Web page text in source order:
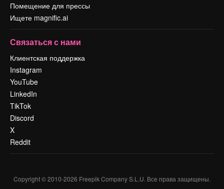
Помещение для прессы
Ищете magnific.ai
Связаться с нами
Клиентская поддержка
Instagram
YouTube
LinkedIn
TikTok
Discord
X
Reddit
Copyright © 2010-2026 Freepik Company S.L.U. Все права защищены.